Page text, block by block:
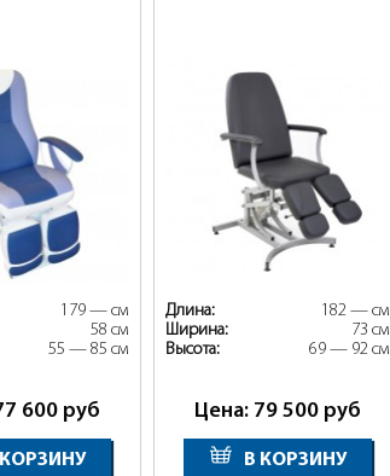
179 — см
58 см
55 — 85 см
600 руб
Длина:
182 — см
Ширина:
73 см
Высота:
69 — 92 см
Цена: 79 500 руб
В КОРЗИНУ